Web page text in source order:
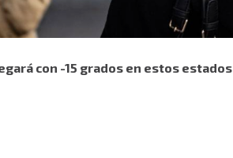
con -15 grados en estos estados